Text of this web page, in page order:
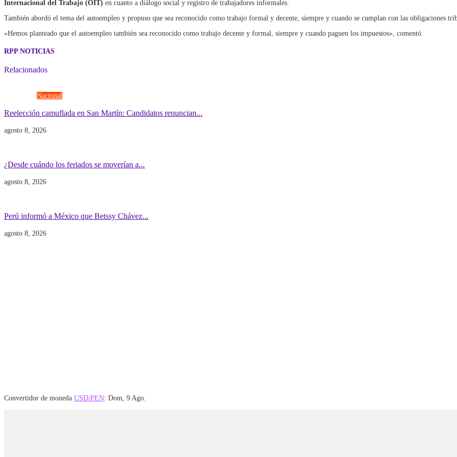
Internacional del Trabajo (OIT) en cuanto a diálogo social y registro de trabajadores informales.
También abordó el tema del autoempleo y propuso que sea reconocido como trabajo formal y decente, siempre y cuando se cumplan con las obligaciones
«Hemos planteado que el autoempleo también sea reconocido como trabajo decente y formal, siempre y cuando paguen los impuestos», comentó.
RPP NOTICIAS
Relacionados
Nacional
Reelección camuflada en San Martín: Candidatos renuncian...
agosto 8, 2026
¿Desde cuándo los feriados se moverían a...
agosto 8, 2026
Perú informó a México que Betssy Chávez...
agosto 8, 2026
Convertidor de moneda USD/PEN: Dom, 9 Ago.